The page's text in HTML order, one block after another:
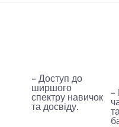
- Доступ до
ширшого
спектру навичок
та досвіду.
-